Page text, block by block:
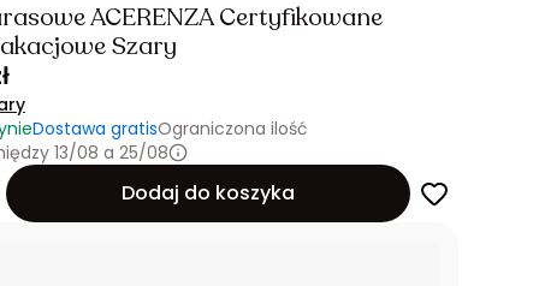
ACERENZA Certyfikowane
Szary
Dostawa gratisOgraniczona ilość
13/08 a 25/08
Dodaj do koszyka